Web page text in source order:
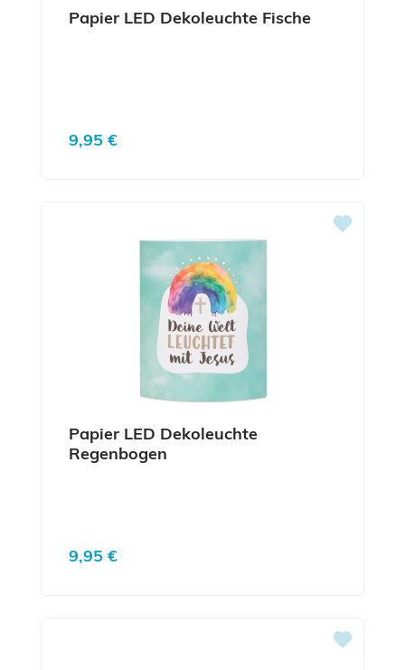
Papier LED Dekoleuchte Fische
Regulärer Preis:
9,95 €
Papier LED Dekoleuchte
Regenbogen
Regulärer Preis:
9,95 €